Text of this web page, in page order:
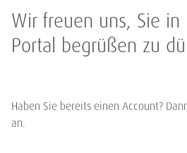
Wir freuen uns, Sie
Portal begrüßen zu
Haben Sie bereits einen Account?
an.